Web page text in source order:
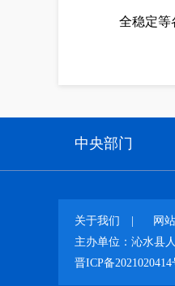
全稳定等
中央部门
关于我们 网
主办单位：沁水县
晋ICP备2021020414